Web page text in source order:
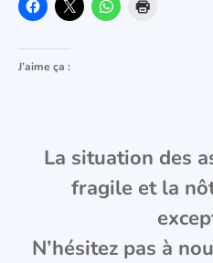
J’aime ça :
La situation des
fragile et la
N’hésitez pas à